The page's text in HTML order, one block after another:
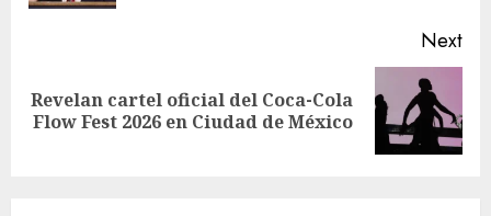
Next
Revelan cartel oficial del Coca-Cola
Flow Fest 2026 en Ciudad de México